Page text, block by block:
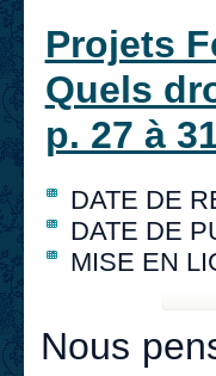
Projets
Quels
p. 27 à
DATE DE
DATE DE
MISE EN
Nous